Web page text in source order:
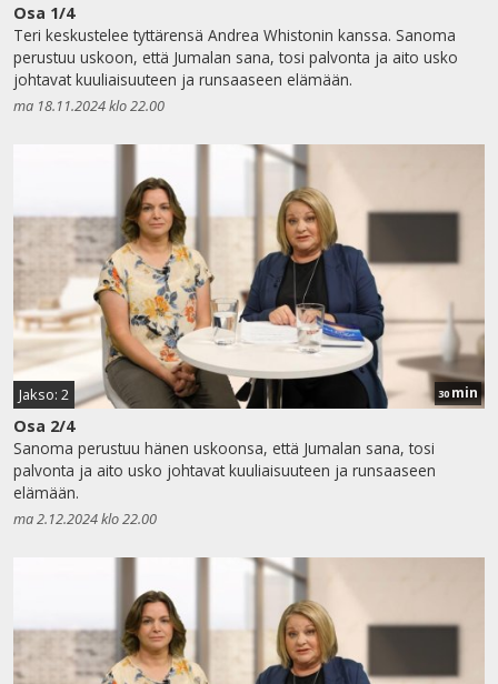
Osa 1/4
Teri keskustelee tyttärensä Andrea Whistonin kanssa. Sanoma
perustuu uskoon, että Jumalan sana, tosi palvonta ja aito usko
johtavat kuuliaisuuteen ja runsaaseen elämään.
ma 18.11.2024 klo 22.00
Jakso: 2 30 min
Osa 2/4
Sanoma perustuu hänen uskoonsa, että Jumalan sana, tosi
palvonta ja aito usko johtavat kuuliaisuuteen ja runsaaseen
elämään.
ma 2.12.2024 klo 22.00